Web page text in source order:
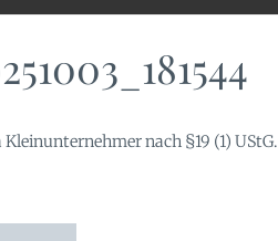
nach §19 (1) UStG.